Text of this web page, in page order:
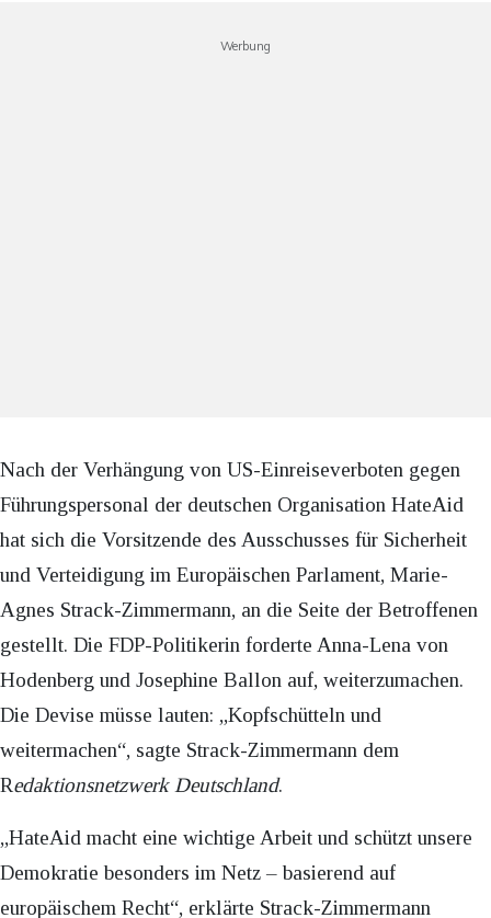
Werbung
Nach der Verhängung von US-Einreiseverboten gegen
Führungspersonal der deutschen Organisation HateAid
hat sich die Vorsitzende des Ausschusses für Sicherheit
und Verteidigung im Europäischen Parlament, Marie-
Agnes Strack-Zimmermann, an die Seite der Betroffenen
gestellt. Die FDP-Politikerin forderte Anna-Lena von
Hodenberg und Josephine Ballon auf, weiterzumachen.
Die Devise müsse lauten: „Kopfschütteln und
weitermachen“, sagte Strack-Zimmermann dem
Redaktionsnetzwerk Deutschland.
„HateAid macht eine wichtige Arbeit und schützt unsere
Demokratie besonders im Netz – basierend auf
europäischem Recht“, erklärte Strack-Zimmermann